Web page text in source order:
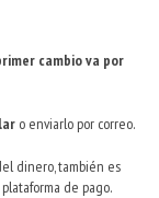
cambio va por
o enviarlo por correo.
dinero, también es
de pago.